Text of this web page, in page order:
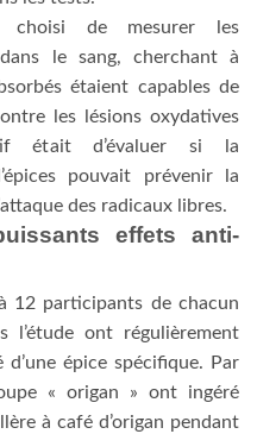
choisi de mesurer les
le sang, cherchant à
étaient capables de
les lésions oxydatives
était d’évaluer si la
pouvait prévenir la
des radicaux libres.
effets anti-
12 participants de chacun
l’étude ont régulièrement
épice spécifique. Par
« origan » ont ingéré
à café d’origan pendant